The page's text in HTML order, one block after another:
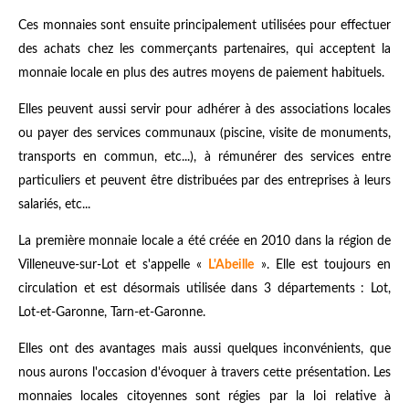
Ces monnaies sont ensuite principalement utilisées pour effectuer
des achats chez les commerçants partenaires, qui acceptent la
monnaie locale en plus des autres moyens de paiement habituels.
Elles peuvent aussi servir pour adhérer à des associations locales
ou payer des services communaux (piscine, visite de monuments,
transports en commun, etc...), à rémunérer des services entre
particuliers et peuvent être distribuées par des entreprises à leurs
salariés, etc...
La première monnaie locale a été créée en 2010 dans la région de
Villeneuve-sur-Lot et s'appelle «
L'Abeille ». Elle est toujours en
circulation et est désormais utilisée dans 3 départements : Lot,
Lot-et-Garonne, Tarn-et-Garonne.
Elles ont des avantages mais aussi quelques inconvénients, que
nous aurons l'occasion d'évoquer à travers cette présentation. Les
monnaies locales citoyennes sont régies par la loi relative à